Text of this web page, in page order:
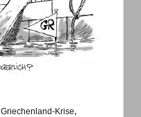
Griechenland-Krise,